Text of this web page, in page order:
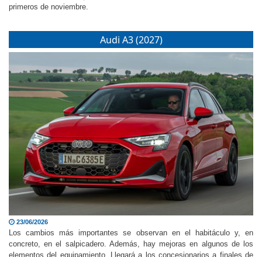
primeras unidades llegarán a los concesionarios a finales de octubre o
Audi A3 (2027)
23/06/2026
Los cambios más importantes se observan en el habitáculo y, en
concreto, en el salpicadero. Además, hay mejoras en algunos de los